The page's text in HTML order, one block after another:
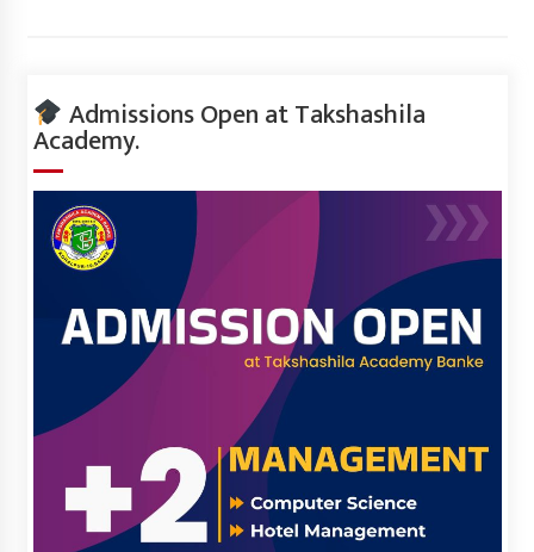
Admissions Open at Takshashila
Academy.